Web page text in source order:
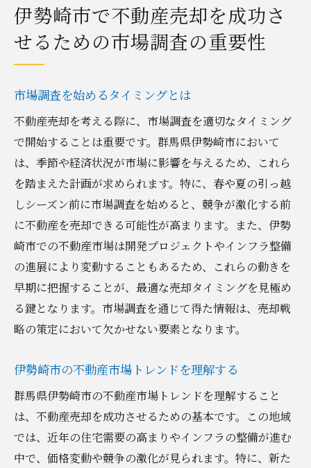
介
市場調査結果を売却戦略に反映させる
不動産売却における専門家選びのポイントと注
意点
優れた不動産エージェントの特徴
専門家選びで注意すべき契約条件
地元の専門家を活用するメリット
口コミと評判をチェックする重要性
不動産専門家とのコミュニケーション術
群馬県伊勢崎市の地域特性を活かした売却戦略
とは
伊勢崎市の地域特性を深く理解する
地域特性を反映したマーケティング手法
地域特性に基づくターゲットバイヤーの選
定
地域の歴史・文化を活かした売却アプロー
チ
地域特性を活かした物件プレゼンテーショ
伊勢崎市で不動産売却を成功さ
せるための市場調査の重要性
市場調査を始めるタイミングとは
不動産売却を考える際に、市場調査を適切なタイミング
で開始することは重要です。群馬県伊勢崎市において
は、季節や経済状況が市場に影響を与えるため、これら
を踏まえた計画が求められます。特に、春や夏の引っ越
しシーズン前に市場調査を始めると、競争が激化する前
に不動産を売却できる可能性が高まります。また、伊勢
崎市での不動産市場は開発プロジェクトやインフラ整備
の進展により変動することもあるため、これらの動きを
早期に把握することが、最適な売却タイミングを見極め
る鍵となります。市場調査を通じて得た情報は、売却戦
略の策定において欠かせない要素となります。
伊勢崎市の不動産市場トレンドを理解する
群馬県伊勢崎市の不動産市場トレンドを理解すること
は、不動産売却を成功させるための基本です。この地域
では、近年の住宅需要の高まりやインフラの整備が進む
中で、価格変動や競争の激化が見られます。特に、新た